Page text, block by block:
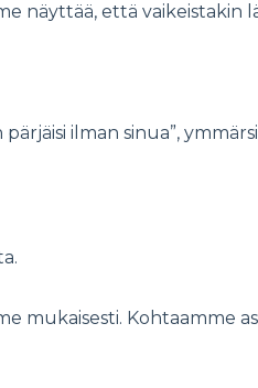
näyttää, että
ilman sinua”,
mukaisesti. Kohtaamme